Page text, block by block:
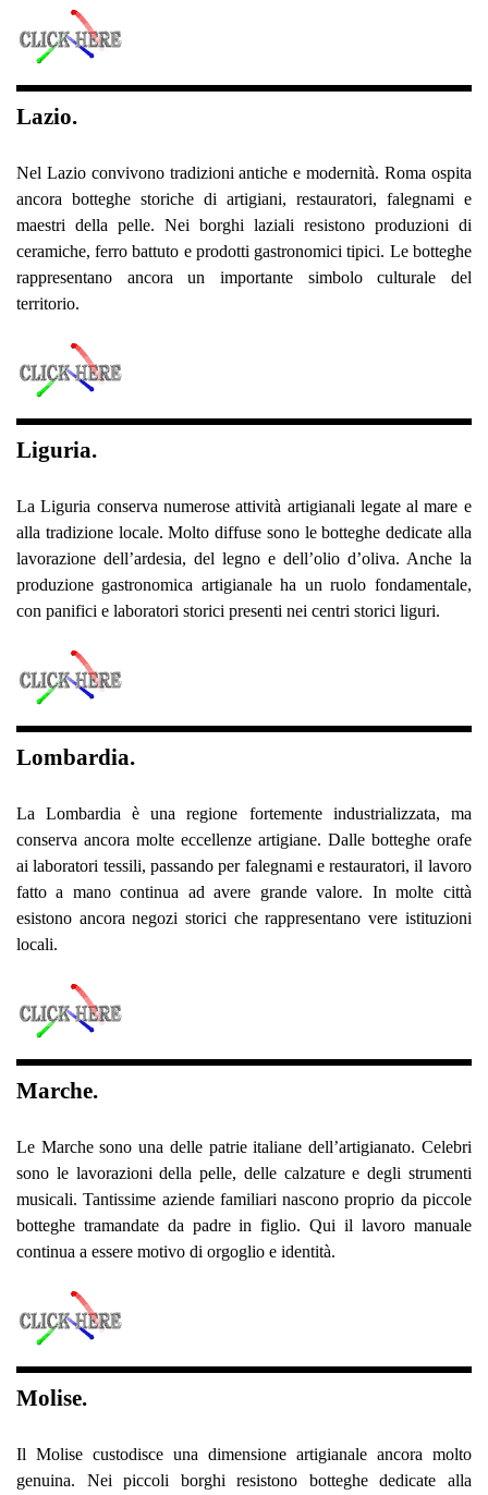
Lazio.
Nel Lazio convivono tradizioni antiche e modernità. Roma ospita
ancora botteghe storiche di artigiani, restauratori, falegnami e
maestri della pelle. Nei borghi laziali resistono produzioni di
ceramiche, ferro battuto e prodotti gastronomici tipici. Le botteghe
rappresentano ancora un importante simbolo culturale del
territorio.
Liguria.
La Liguria conserva numerose attività artigianali legate al mare e
alla tradizione locale. Molto diffuse sono le botteghe dedicate alla
lavorazione dell’ardesia, del legno e dell’olio d’oliva. Anche la
produzione gastronomica artigianale ha un ruolo fondamentale,
con panifici e laboratori storici presenti nei centri storici liguri.
Lombardia.
La Lombardia è una regione fortemente industrializzata, ma
conserva ancora molte eccellenze artigiane. Dalle botteghe orafe
ai laboratori tessili, passando per falegnami e restauratori, il lavoro
fatto a mano continua ad avere grande valore. In molte città
esistono ancora negozi storici che rappresentano vere istituzioni
locali.
Marche.
Le Marche sono una delle patrie italiane dell’artigianato. Celebri
sono le lavorazioni della pelle, delle calzature e degli strumenti
musicali. Tantissime aziende familiari nascono proprio da piccole
botteghe tramandate da padre in figlio. Qui il lavoro manuale
continua a essere motivo di orgoglio e identità.
Molise.
Il Molise custodisce una dimensione artigianale ancora molto
genuina. Nei piccoli borghi resistono botteghe dedicate alla